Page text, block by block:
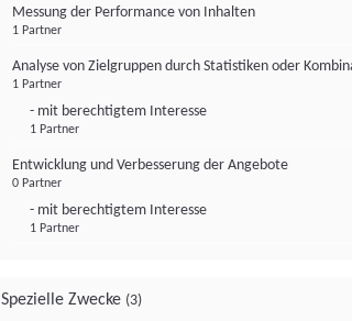
Messung der Performance von Inhalten
1 Partner
Analyse von Zielgruppen durch Statistiken oder
1 Partner
- mit berechtigtem Interesse
1 Partner
Entwicklung und Verbesserung der Angebote
0 Partner
- mit berechtigtem Interesse
1 Partner
Spezielle Zwecke (3)